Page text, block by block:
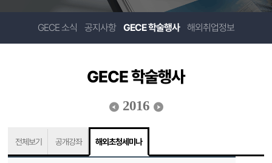
GECE 소식 공지사항 GECE 학술행사 해외취업정보
GECE 학술행사
2016
전체보기 공개강좌 해외초청세미나